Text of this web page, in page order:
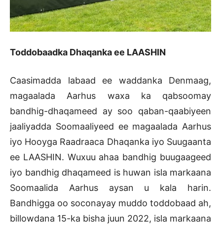
Toddobaadka Dhaqanka ee LAASHIN
Caasimadda labaad ee waddanka Denmaag,
magaalada Aarhus waxa ka qabsoomay
bandhig-dhaqameed ay soo qaban-qaabiyeen
jaaliyadda Soomaaliyeed ee magaalada Aarhus
iyo Hooyga Raadraaca Dhaqanka iyo Suugaanta
ee LAASHIN. Wuxuu ahaa bandhig buugaageed
iyo bandhig dhaqameed is huwan isla markaana
Soomaalida Aarhus aysan u kala harin.
Bandhigga oo soconayay muddo toddobaad ah,
billowdana 15-ka bisha juun 2022, isla markaana